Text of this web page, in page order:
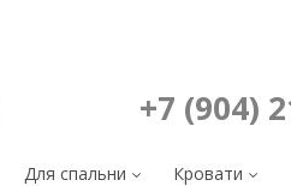
+7 (904)
Для спальни Кровати